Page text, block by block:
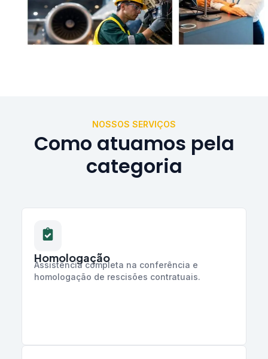
NOSSOS SERVIÇOS
Como atuamos pela
categoria
Homologação
Assistência completa na conferência e
homologação de rescisões contratuais.